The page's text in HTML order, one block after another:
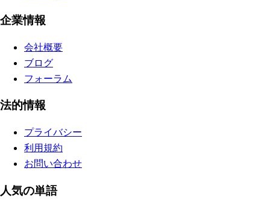
企業情報
会社概要
ブログ
フォーラム
法的情報
プライバシー
利用規約
お問い合わせ
人気の単語